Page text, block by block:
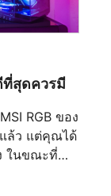
ที่สุดควรมี
RGB ของ
ล้ว แต่คุณได้
ในขณะที่